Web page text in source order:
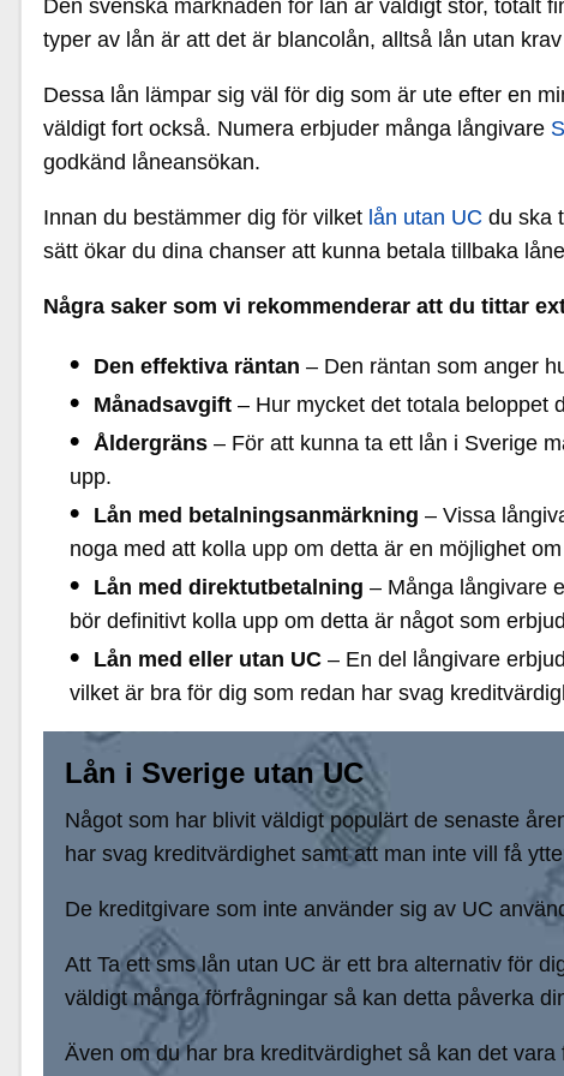
Den svenska marknaden för lån är väldigt stor, totalt
typer av lån är att det är blancolån, alltså lån utan
Dessa lån lämpar sig väl för dig som är ute efter en
väldigt fort också. Numera erbjuder många långivare
godkänd låneansökan.
Innan du bestämmer dig för vilket lån utan UC du ska
sätt ökar du dina chanser att kunna betala tillbaka
Några saker som vi rekommenderar att du tittar
Den effektiva räntan – Den räntan som anger
Månadsavgift– Hur mycket det totala beloppet
Åldergräns – För att kunna ta ett lån i Sverige
upp.
Lån med betalningsanmärkning – Vissa
noga med att kolla upp om detta är en möjlighet
Lån med direktutbetalning – Många långivare
bör definitivt kolla upp om detta är något som
Lån med eller utan UC– En del långivare
vilket är bra för dig som redan har svag
Lån i Sverige utan UC
Något som har blivit väldigt populärt de senaste
har svag kreditvärdighet samt att man inte vill få
De kreditgivare som inte använder sig av UC
Att Ta ett sms lån utan UC är ett bra alternativ för
väldigt många förfrågningar så kan detta påverka
Även om du har bra kreditvärdighet så kan det